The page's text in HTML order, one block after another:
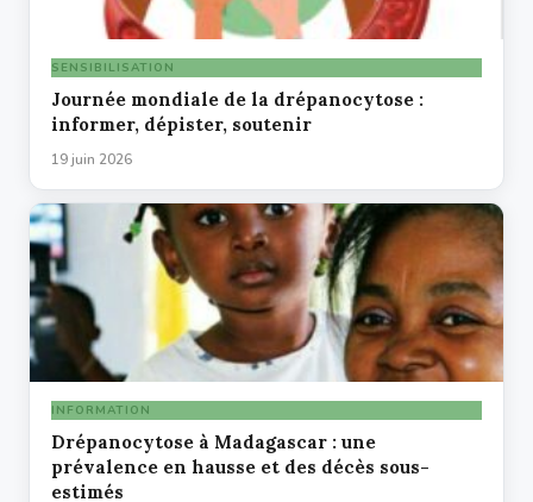
SENSIBILISATION
Journée mondiale de la drépanocytose :
informer, dépister, soutenir
19 juin 2026
INFORMATION
Drépanocytose à Madagascar : une
prévalence en hausse et des décès sous-
estimés